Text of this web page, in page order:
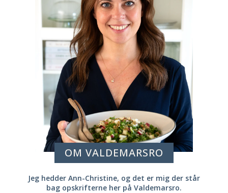
OM VALDEMARSRO
Jeg hedder Ann-Christine, og det er mig der står
bag opskrifterne her på Valdemarsro.